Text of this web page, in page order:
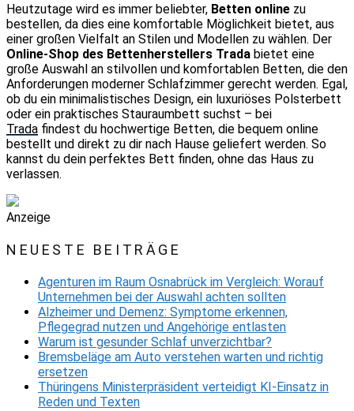
Heutzutage wird es immer beliebter, Betten online zu
bestellen, da dies eine komfortable Möglichkeit bietet, aus
einer großen Vielfalt an Stilen und Modellen zu wählen. Der
Online-Shop des Bettenherstellers Trada bietet eine
große Auswahl an stilvollen und komfortablen Betten, die den
Anforderungen moderner Schlafzimmer gerecht werden. Egal,
ob du ein minimalistisches Design, ein luxuriöses Polsterbett
oder ein praktisches Stauraumbett suchst – bei
Trada findest du hochwertige Betten, die bequem online
bestellt und direkt zu dir nach Hause geliefert werden. So
kannst du dein perfektes Bett finden, ohne das Haus zu
verlassen.
Anzeige
NEUESTE BEITRÄGE
Agenturen im Raum Osnabrück im Vergleich: Worauf
Unternehmen bei der Auswahl achten sollten
Alzheimer und Demenz: Symptome erkennen,
Pflegegrad nutzen und Angehörige entlasten
Warum ist gesunder Schlaf unverzichtbar?
Bremsbeläge am Auto verstehen warten und richtig
ersetzen
Thüringens Ministerpräsident verteidigt KI-Einsatz in
Reden und Texten